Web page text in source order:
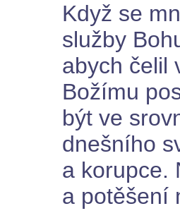
Když se
služby
abych čelil
Božímu
být ve
dnešního
a korupce.
a potěšení